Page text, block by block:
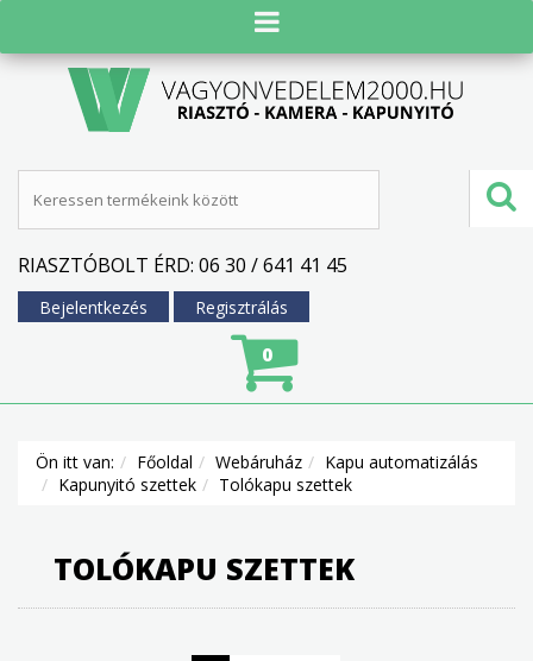
RIASZTÓBOLT ÉRD: 06 30 / 641 41 45
Bejelentkezés Regisztrálás
0
Ön itt van: Főoldal Webáruház
Kapu automatizálás
Kapunyitó szettek
Tolókapu szettek
TOLÓKAPU SZETTEK